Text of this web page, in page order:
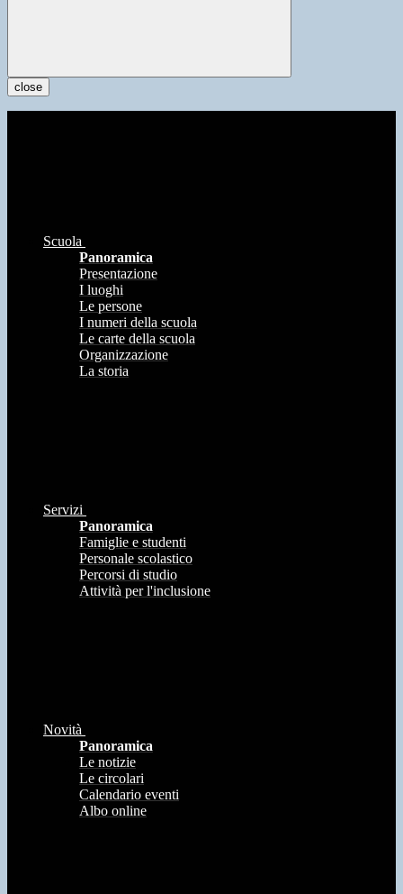
close
Scuola
Panoramica
Presentazione
I luoghi
Le persone
I numeri della scuola
Le carte della scuola
Organizzazione
La storia
Servizi
Panoramica
Famiglie e studenti
Personale scolastico
Percorsi di studio
Attività per l'inclusione
Novità
Panoramica
Le notizie
Le circolari
Calendario eventi
Albo online